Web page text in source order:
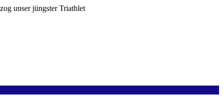
unser jüngster Triathlet